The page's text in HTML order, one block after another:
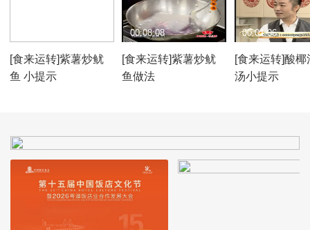
[食来运转]紫薯炒鱿
鱼 小提示
[食来运转]紫薯炒鱿
鱼做法
00:08:08
[食来运转]酸椰
汤小提示
00:01:06